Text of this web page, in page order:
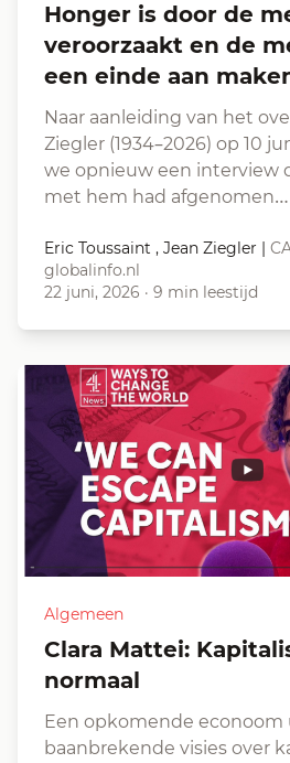
Honger is door de mens
veroorzaakt en de
een einde aan
Naar aanleiding van het
Ziegler (1934–2026) op 10
we opnieuw een interview
met hem had afgenomen…
Eric Toussaint , Jean Ziegler |
globalinfo.nl
22 juni, 2026 · 9 min leestijd
Algemeen
Clara Mattei: Kapitalisme is niet
normaal
Een opkomende
baanbrekende visies over